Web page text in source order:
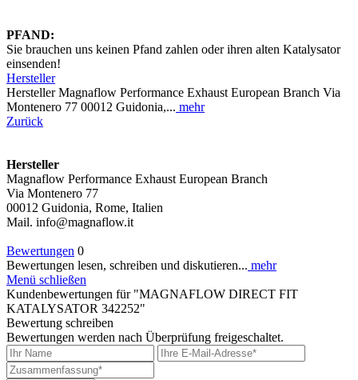
PFAND:
Sie brauchen uns keinen Pfand zahlen oder ihren alten Katalysator
einsenden!
Hersteller
Hersteller Magnaflow Performance Exhaust European Branch Via
Montenero 77 00012 Guidonia,... mehr
Zurück
Hersteller
Magnaflow Performance Exhaust European Branch
Via Montenero 77
00012 Guidonia, Rome, Italien
Mail. info@magnaflow.it
Bewertungen 0
Bewertungen lesen, schreiben und diskutieren... mehr
Menü schließen
Kundenbewertungen für "MAGNAFLOW DIRECT FIT
KATALYSATOR 342252"
Bewertung schreiben
Bewertungen werden nach Überprüfung freigeschaltet.